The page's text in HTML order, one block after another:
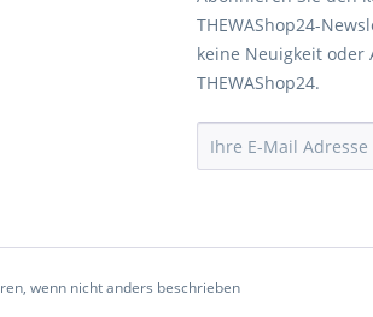
THEWAShop24-
keine Neuigkeit oder
THEWAShop24.
wenn nicht anders beschrieben